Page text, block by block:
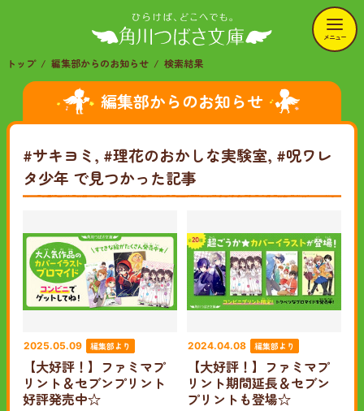
メニュー
トップ 編集部からのお知らせ 検索結果
編集部からのお知らせ
#サキヨミ, #理花のおかしな実験室, #呪ワレ
タ少年 で見つかった記事
2025.05.09 編集部より
【大好評！】ファミマプ
リント＆セブンプリント
好評発売中☆
2024.04.08 編集部より
【大好評！】ファミマプ
リント期間延長＆セブン
プリントも登場☆